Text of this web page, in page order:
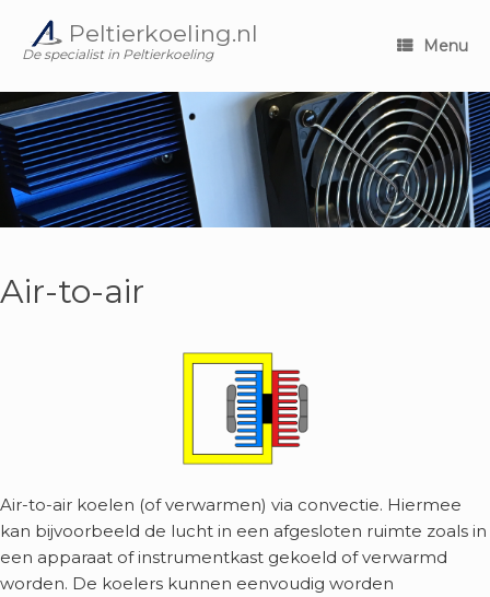
Peltierkoeling.nl
De specialist in Peltierkoeling Menu
Air-to-air
Air-to-air koelen (of verwarmen) via convectie. Hiermee
kan bijvoorbeeld de lucht in een afgesloten ruimte zoals in
een apparaat of instrumentkast gekoeld of verwarmd
worden. De koelers kunnen eenvoudig worden